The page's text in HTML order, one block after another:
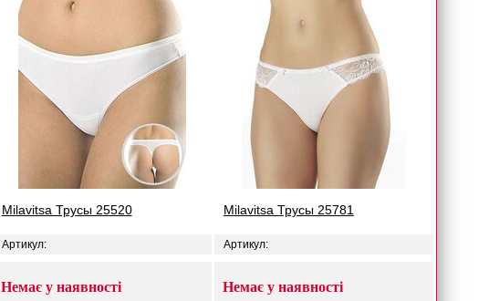
Milavitsa Трусы 25520
Артикул:
Немає у наявності
Milavitsa Трусы 25781
Артикул:
Немає у наявності